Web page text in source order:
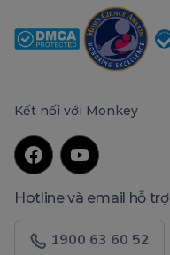
Kết nối với Monkey
Hotline và email hỗ trợ
1900 63 60 52